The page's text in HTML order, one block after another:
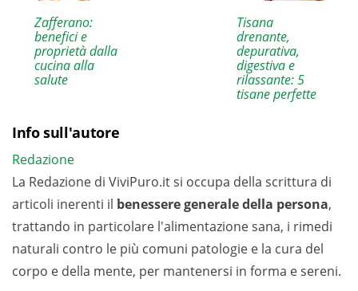
Zafferano:
benefici e
proprietà dalla
cucina alla
salute
Tisana
drenante,
depurativa,
digestiva e
rilassante: 5
tisane perfette
Info sull'autore
Redazione
La Redazione di ViviPuro.it si occupa della scrittura di
articoli inerenti il benessere generale della persona,
trattando in particolare l'alimentazione sana, i rimedi
naturali contro le più comuni patologie e la cura del
corpo e della mente, per mantenersi in forma e sereni.